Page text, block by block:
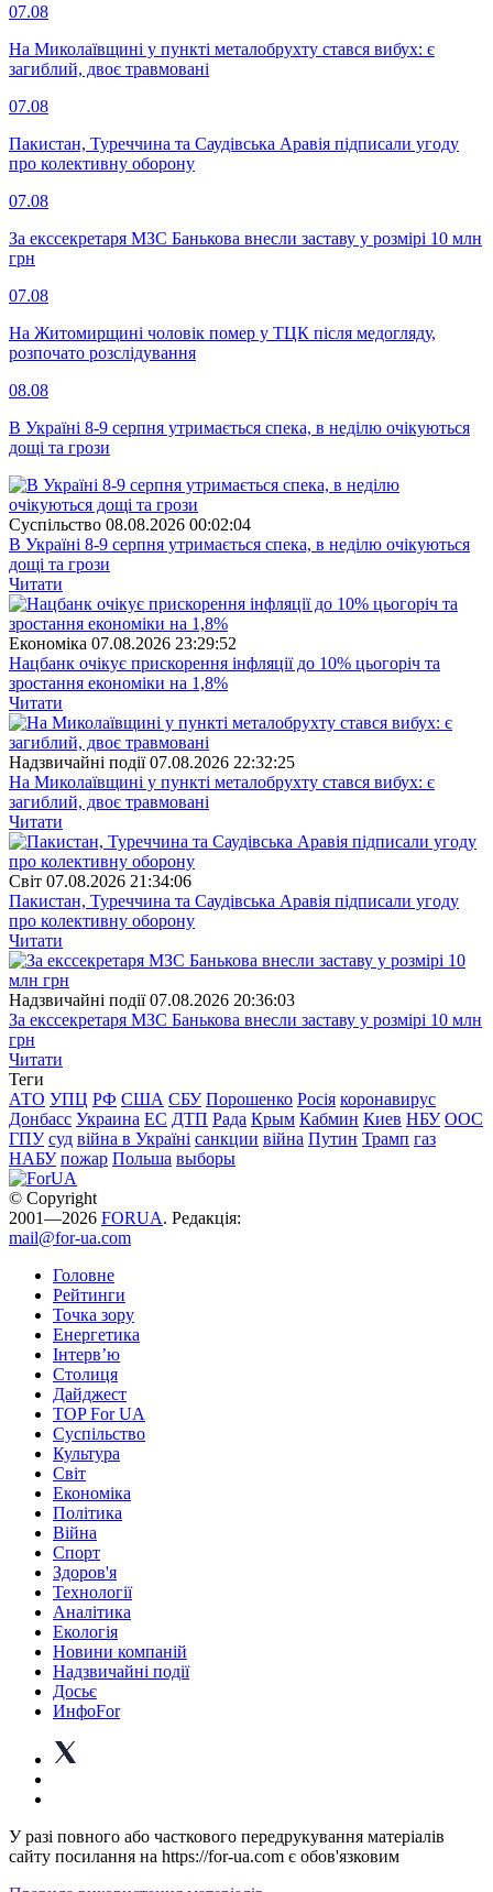
07.08
На Миколаївщині у пункті металобрухту стався вибух: є
загиблий, двоє травмовані
07.08
Пакистан, Туреччина та Саудівська Аравія підписали угоду
про колективну оборону
07.08
За екссекретаря МЗС Банькова внесли заставу у розмірі 10 млн
грн
07.08
На Житомирщині чоловік помер у ТЦК після медогляду,
розпочато розслідування
08.08
В Україні 8-9 серпня утримається спека, в неділю очікуються
дощі та грози
Суспiльство 08.08.2026 00:02:04
В Україні 8-9 серпня утримається спека, в неділю очікуються
дощі та грози
Читати
Економіка 07.08.2026 23:29:52
Нацбанк очікує прискорення інфляції до 10% цьогоріч та
зростання економіки на 1,8%
Читати
Надзвичайні події 07.08.2026 22:32:25
На Миколаївщині у пункті металобрухту стався вибух: є
загиблий, двоє травмовані
Читати
Свiт 07.08.2026 21:34:06
Пакистан, Туреччина та Саудівська Аравія підписали угоду
про колективну оборону
Читати
Надзвичайні події 07.08.2026 20:36:03
За екссекретаря МЗС Банькова внесли заставу у розмірі 10 млн
грн
Читати
Теги
АТО УПЦ РФ США СБУ Порошенко Росія коронавирус
Донбасс Украина ЕС ДТП Рада Крым Кабмин Киев НБУ ООС
ГПУ суд війна в Україні санкции війна Путин Трамп газ
НАБУ пожар Польша выборы
© Copyright
2001—2026 FORUA. Редакція:
mail@for-ua.com
Головне
Рейтинги
Точка зору
Енергетика
Інтерв’ю
Столиця
Дайджест
TOP For UA
Суспiльство
Культура
Світ
Економіка
Політика
Війна
Спорт
Здоров'я
Технології
Аналітика
Екологія
Новини компаній
Надзвичайні події
Досьє
ИнфоFor
У разі повного або часткового передрукування матеріалів
сайту посилання на https://for-ua.com є обов'язковим